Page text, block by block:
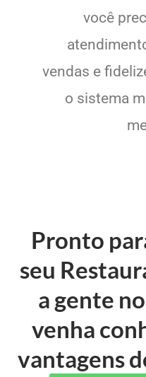
você
vendas e
o sistema
Pronto
seu
a gente
venha
vantagens